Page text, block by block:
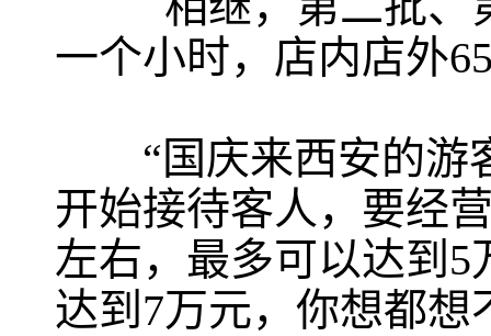
一个小时，店内店外
“国庆来西安的游
开始接待客人，要经
左右，最多可以达到
达到7万元，你想都想